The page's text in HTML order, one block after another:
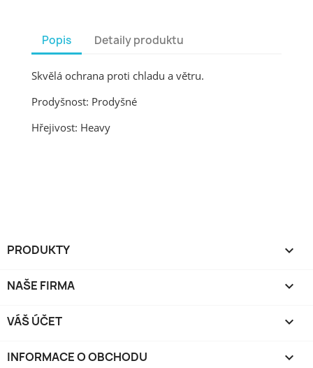
Popis Detaily produktu
Skvělá ochrana proti chladu a větru.
Prodyšnost: Prodyšné
Hřejivost: Heavy
PRODUKTY 
NAŠE FIRMA 
VÁŠ ÚČET 
INFORMACE O OBCHODU keyboard_arrow_down